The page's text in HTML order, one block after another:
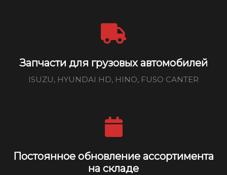
Запчасти для грузовых автомобилей
ISUZU, HYUNDAI HD, HINO, FUSO CANTER
Постоянное обновление ассортимента
на складе